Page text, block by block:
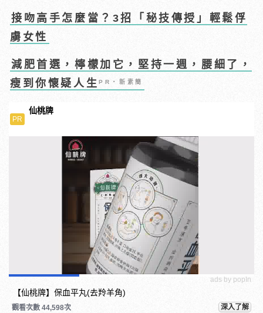
接吻高手怎麼當？3招「秘技傳授」輕鬆俘
虜女性
減肥首選，檸檬加它，堅持一週，腰細了，
瘦到你懷疑人生PR・新素簡
PR
仙桃牌
ads by popIn
【仙桃牌】保血平丸(去羚羊角)
觀看次數 44,598次 深入了解